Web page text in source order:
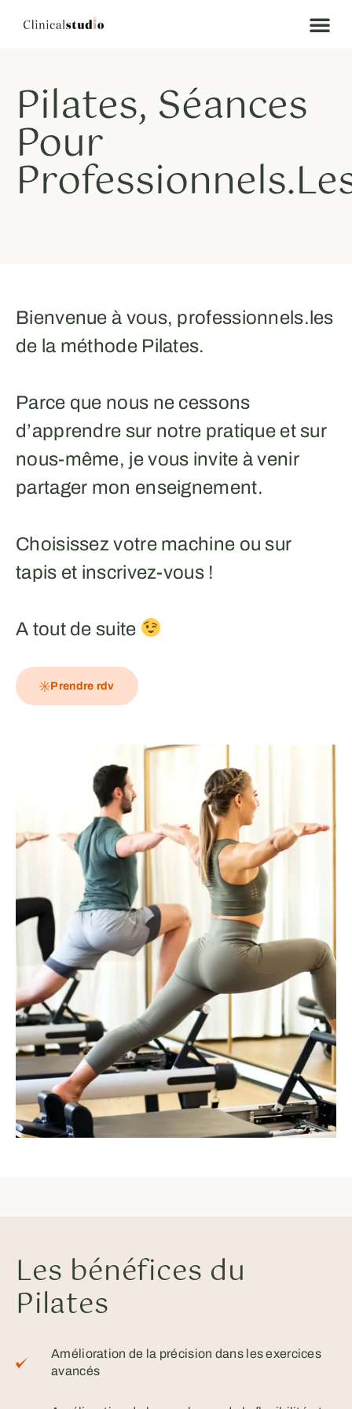
Pilates, Séances
Pour
Bienvenue à vous, professionnels.les
de la méthode Pilates.
Parce que nous ne cessons
d’apprendre sur notre pratique et sur
nous-même, je vous invite à venir
partager mon enseignement.
Choisissez votre machine ou sur
tapis et inscrivez-vous !
A tout de suite
Prendre rdv
Les bénéfices du
Pilates
Amélioration de la précision dans les exercices
avancés